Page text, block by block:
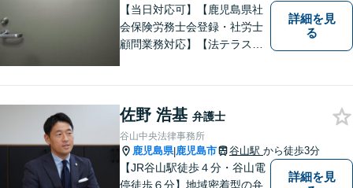
能】
【当日対応可】【鹿児島県社
会保険労務士会登録・社労士
顧問業務対応】【法テラス対
詳細を見
る
佐野 浩基 弁護士
谷山中央法律事務所
鹿児島県|鹿児島市 谷山駅 から徒歩3分
【JR谷山駅徒歩４分・谷山電
停徒歩６分】地域密着型の弁
詳細を見